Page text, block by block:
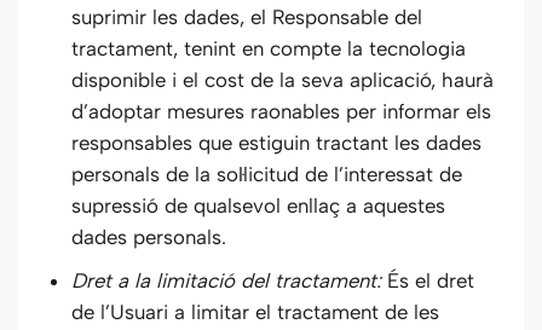
suprimir les dades, el Responsable del
tractament, tenint en compte la tecnologia
disponible i el cost de la seva aplicació, haurà
d’adoptar mesures raonables per informar els
responsables que estiguin tractant les dades
personals de la sol·licitud de l’interessat de
supressió de qualsevol enllaç a aquestes
dades personals.
Dret a la limitació del tractament:És el dret
de l’Usuari a limitar el tractament de les